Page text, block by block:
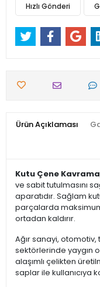
Hızlı Gönderi
Ürün Açıklaması
Kutu Çene Kavrama
ve sabit tutulmasını
aparatıdır. Sağlam
parçalarda
ortadan kaldırır.
Ağır sanayi,
sektörlerinde yaygın
alaşımlı çelikten
saplar ile kullanıcıya